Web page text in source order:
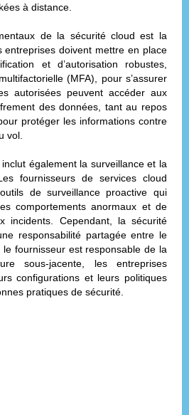
à distance.
de la sécurité cloud est la
entreprises doivent mettre en place
et d’autorisation robustes,
(MFA), pour s’assurer
autorisées peuvent accéder aux
des données, tant au repos
protéger les informations contre
vol.
également la surveillance et la
fournisseurs de services cloud
de surveillance proactive qui
comportements anormaux et de
incidents. Cependant, la sécurité
responsabilité partagée entre le
fournisseur est responsable de la
sous-jacente, les entreprises
configurations et leurs politiques
pratiques de sécurité.